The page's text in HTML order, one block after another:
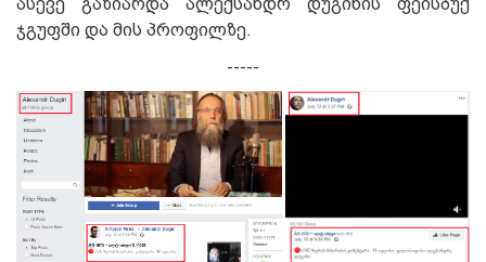
ასევე გაზიარდა ალექსანდრ დუგინის ფეისბუქ
ჯგუფში და მის პროფილზე.
-----